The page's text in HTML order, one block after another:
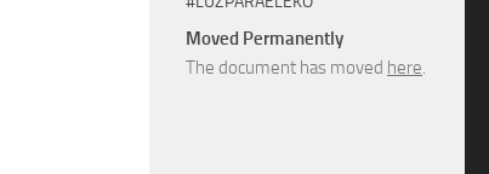
Moved Permanently
The document has moved here.